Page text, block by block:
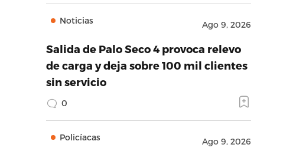
Noticias Ago 9, 2026
Salida de Palo Seco 4 provoca relevo
de carga y deja sobre 100 mil clientes
sin servicio
0
Policíacas Ago 9, 2026